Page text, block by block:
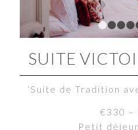
SUITE
‘Suite de Tradition
€330 –
Petit